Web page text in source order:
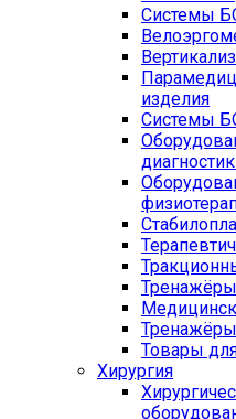
Системы
изделия
Системы
Товары
Хирургия